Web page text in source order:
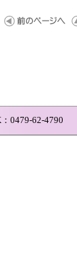
0479-62-4790